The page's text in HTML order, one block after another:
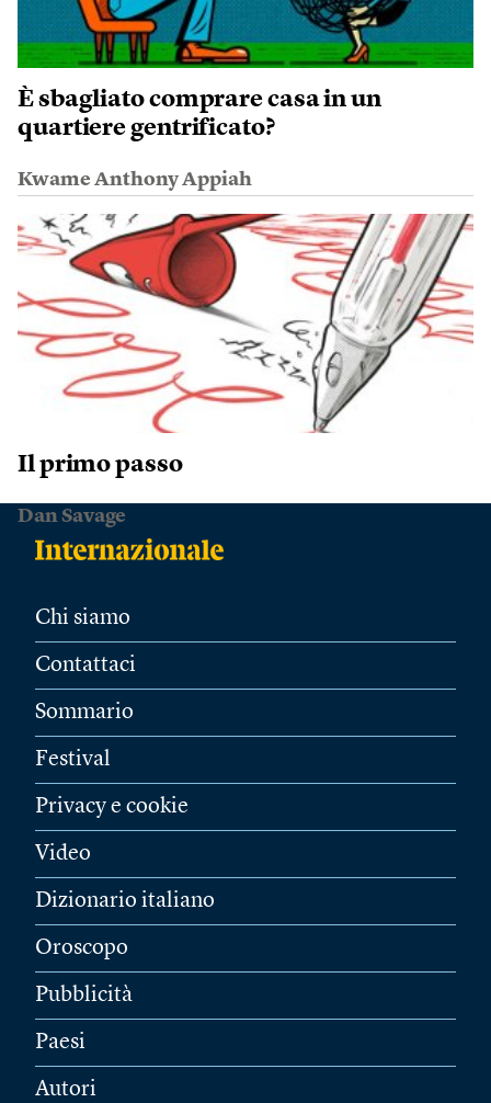
È sbagliato comprare casa in un
quartiere gentrificato?
Kwame Anthony Appiah
Il primo passo
Dan Savage
Chi siamo
Contattaci
Sommario
Festival
Privacy e cookie
Video
Dizionario italiano
Oroscopo
Pubblicità
Paesi
Autori